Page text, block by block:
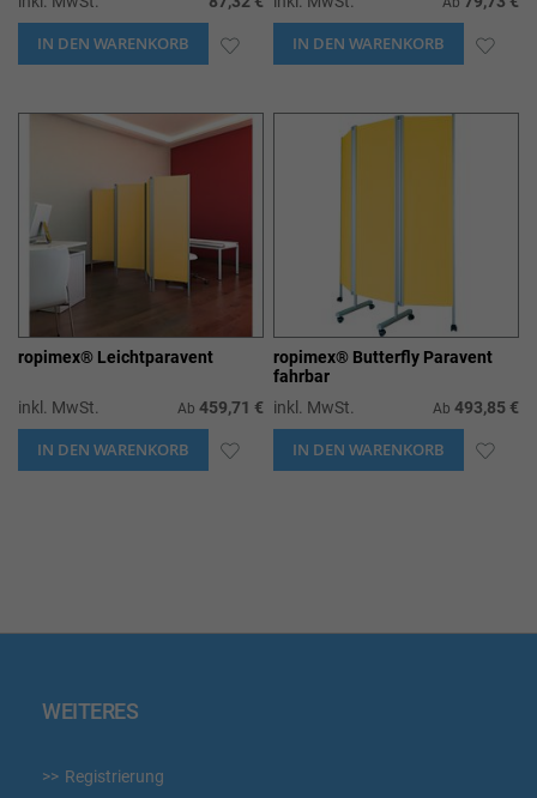
IN DEN WARENKORB ZUR
HINZUFÜGEN
IN DEN WARENKORB ZUR
ropimex® Leichtparavent
inkl. MwSt. Ab 459,71 €
IN DEN WARENKORB ZUR
ropimex® Butterfly Paravent
fahrbar
inkl. MwSt.
Ab 493,85 €
IN DEN WARENKORB ZUR
WEITERES
Registrierung